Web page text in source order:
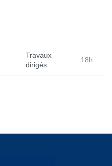
Travaux
dirigés
18h